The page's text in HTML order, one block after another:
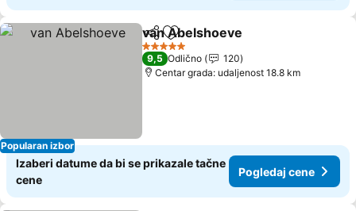
Popularan izbor
Deli Dodati u favorite
van Abelshoeve
5 Zvezdice
9,5 Odlično
120
Centar grada: udaljenost 18.8 km
Izaberi datume da bi se prikazale tačne
cene
Pogledaj cene